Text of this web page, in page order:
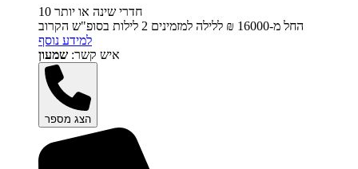
10 חדרי שינה או יותר
החל מ-‏16000 ₪ ללילה למזמינים 2 לילות בסופ"ש הקרוב
למידע נוסף
איש קשר: שמעון
הצג מספר